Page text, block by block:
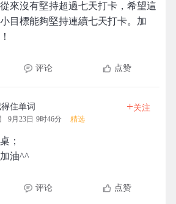
來沒有堅持超過七天打卡，希望這
目標能夠堅持連續七天打卡。加
评论 点赞
住单词
9月23日 9时46分 精选
+关注
；
油^^
评论 点赞